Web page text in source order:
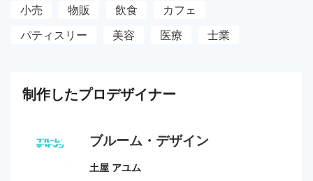
小売 物販 飲食
カフェ
パティスリー
美容 医療 士業
制作したプロデザイナー
ブルーム・デザイン
土屋 アユム